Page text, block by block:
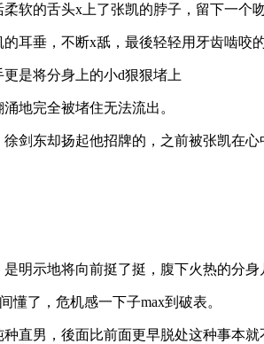
软的舌头x上了张凯的脖子，留下一个
耳垂，不断x舐，最後轻轻用牙齿啮咬
是将分身上的小d狠狠堵上
地完全被堵住无法流出。
剑东却扬起他招牌的，之前被张凯在心
明示地将向前挺了挺，腹下火热的分
懂了，危机感一下子max到破表。
直男，後面比前面更早脱处这种事本就